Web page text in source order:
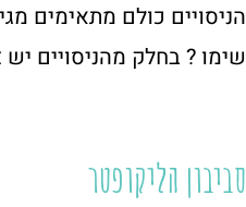
הניסויים כולם מתאימים מגיל 5 ועד 99, אבל גם הקטנים יותר יוכלו להנות עם קצת
שימו ? בחלק מהניסויים
סביבון הליקופטר